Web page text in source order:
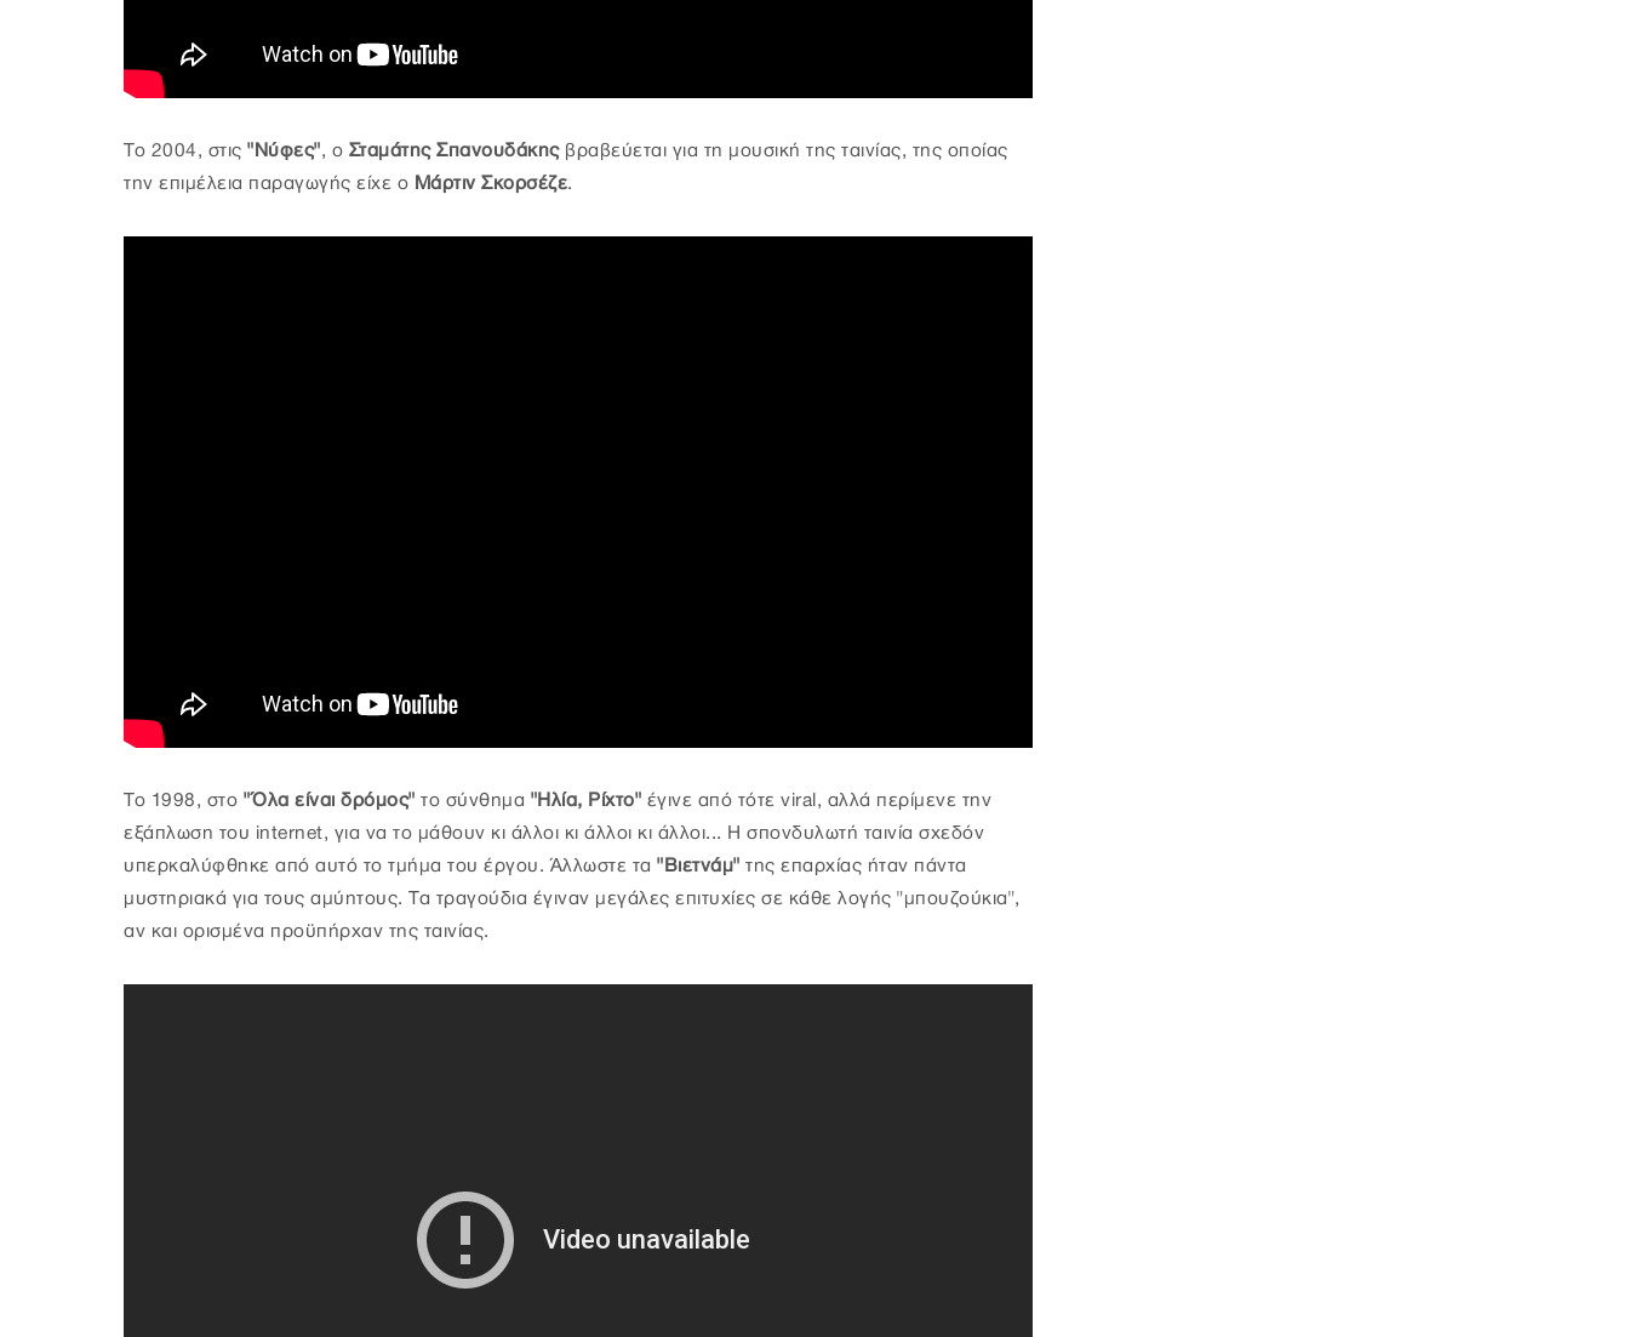
Το 2004, στις "Νύφες", ο Σταμάτης Σπανουδάκης βραβεύεται για τη μουσική της ταινίας, της οποίας
την επιμέλεια παραγωγής είχε ο Μάρτιν Σκορσέζε.
Το 1998, στο "Όλα είναι δρόμος" το σύνθημα "Ηλία, Ρίχτο" έγινε από τότε viral, αλλά περίμενε την
εξάπλωση του internet, για να το μάθουν κι άλλοι κι άλλοι κι άλλοι... Η σπονδυλωτή ταινία σχεδόν
υπερκαλύφθηκε από αυτό το τμήμα του έργου. Άλλωστε τα "Βιετνάμ" της επαρχίας ήταν πάντα
μυστηριακά για τους αμύητους. Τα τραγούδια έγιναν μεγάλες επιτυχίες σε κάθε λογής "μπουζούκια",
αν και ορισμένα προϋπήρχαν της ταινίας.